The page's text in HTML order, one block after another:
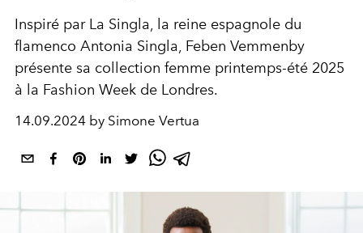
Inspiré par La Singla, la reine espagnole du
flamenco Antonia Singla, Feben Vemmenby
présente sa collection femme printemps-été 2025
à la Fashion Week de Londres.
14.09.2024 by Simone Vertua